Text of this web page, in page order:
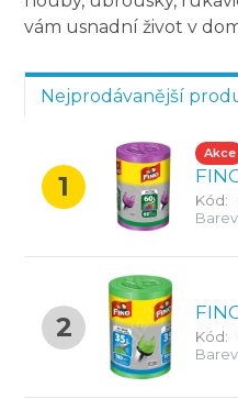
vám usnadní život v
Nejprodávanější
1
Akce
Kód:
2 Kód: